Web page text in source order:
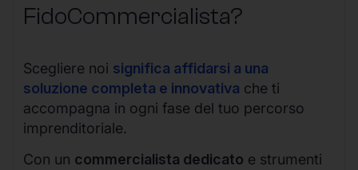
FidoCommercialista?
Scegliere noi significa affidarsi a una
soluzione completa e innovativa che ti
accompagna in ogni fase del tuo percorso
imprenditoriale.
Con un commercialista dedicato e strumenti